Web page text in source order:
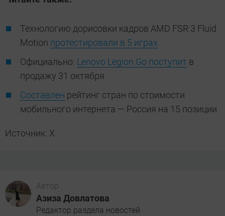
Технологию дорисовки кадров AMD FSR 3 Fluid
Motion протестировали в 5 играх
Официально: Lenovo Legion Go поступит в
продажу 31 октября
Составлен рейтинг стран по стоимости
мобильного интернета — Россия на 15 позиции
Источник: X
Автор
Азиза Довлатова
Редактор раздела новостей